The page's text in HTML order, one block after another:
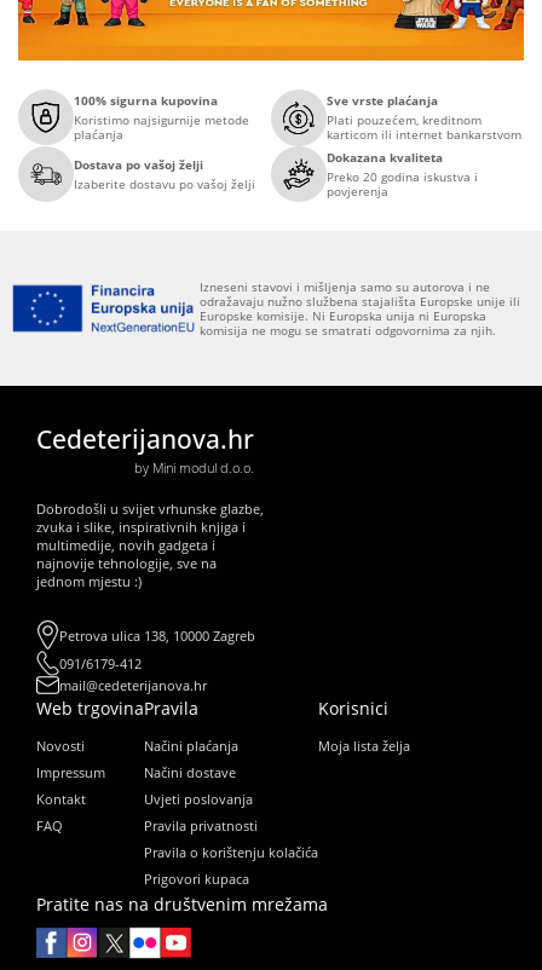
100% sigurna kupovina
Koristimo najsigurnije metode
plaćanja
Sve vrste plaćanja
Plati pouzećem, kreditnom
karticom ili internet bankarstvom
Dostava po vašoj želji
Izaberite dostavu po vašoj želji
Dokazana kvaliteta
Preko 20 godina iskustva i
povjerenja
Izneseni stavovi i mišljenja samo su autorova i ne
odražavaju nužno službena stajališta Europske unije ili
Europske komisije. Ni Europska unija ni Europska
komisija ne mogu se smatrati odgovornima za njih.
Cedeterijanova.hr
by Mini modul d.o.o.
Dobrodošli u svijet vrhunske glazbe,
zvuka i slike, inspirativnih knjiga i
multimedije, novih gadgeta i
najnovije tehnologije, sve na
jednom mjestu :)
Petrova ulica 138, 10000 Zagreb
091/6179-412
mail@cedeterijanova.hr
Web trgovina
Novosti
Impressum
Kontakt
FAQ
Pravila
Načini plaćanja
Načini dostave
Uvjeti poslovanja
Pravila privatnosti
Pravila o korištenju kolačića
Prigovori kupaca
Korisnici
Moja lista želja
Pratite nas na društvenim mrežama